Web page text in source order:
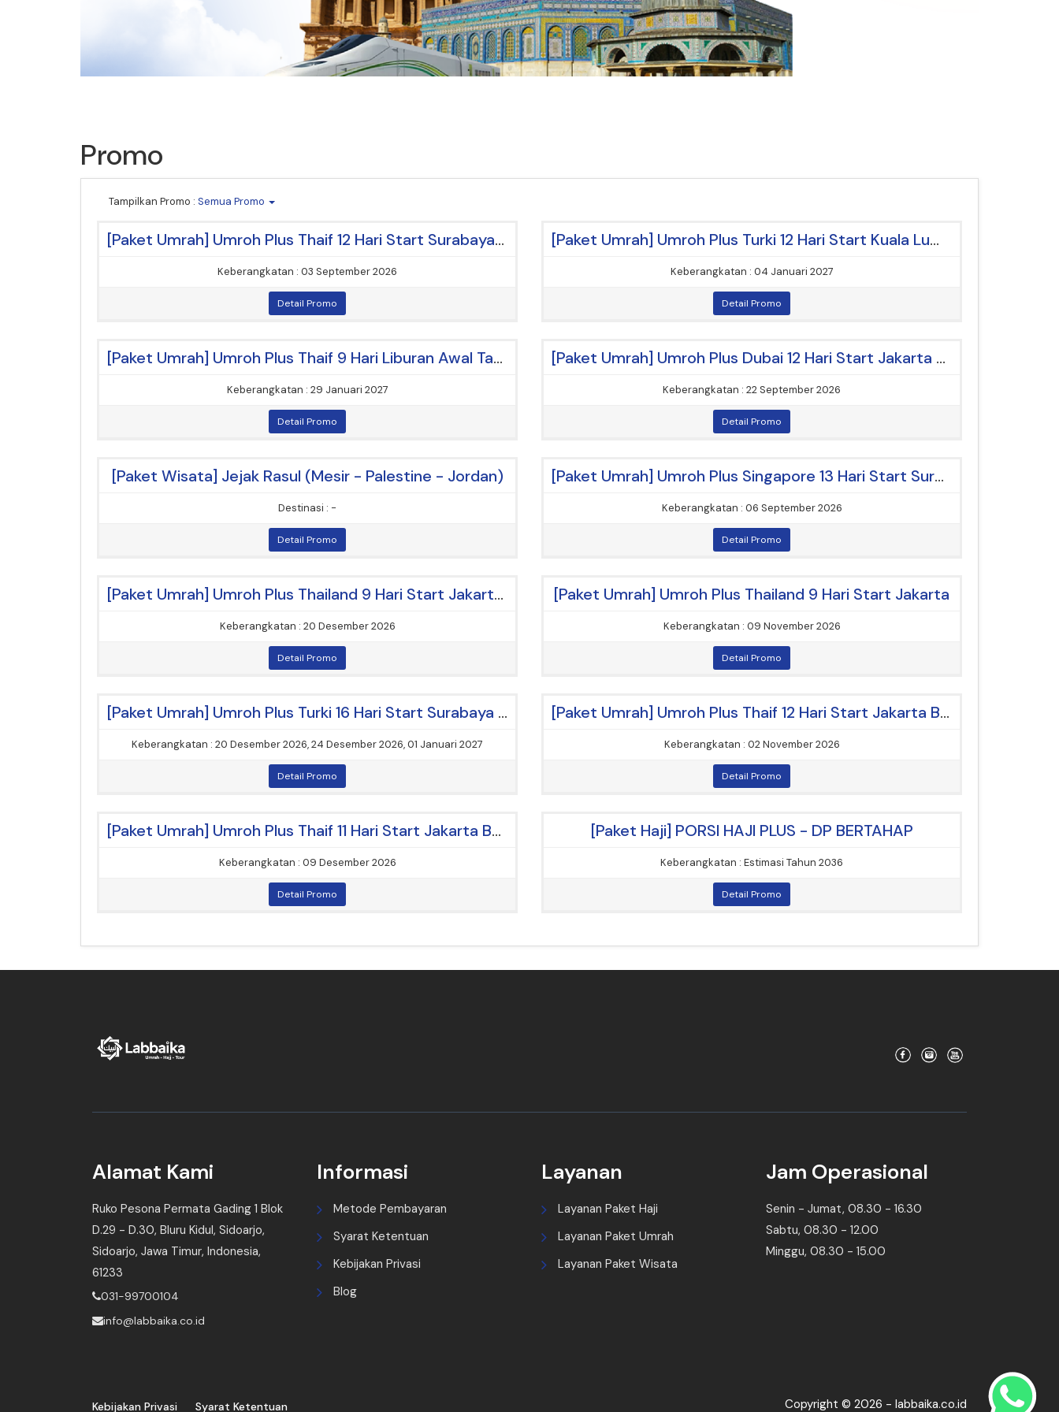
Promo
Tampilkan Promo : Semua Promo
[Paket Umrah] Umroh Plus Thaif 12 Hari Start Surabaya By Garuda
Keberangkatan : 03 September 2026
Detail Promo
[Paket Umrah] Umroh Plus Turki 12 Hari Start Kuala Lumpur
Keberangkatan : 04 Januari 2027
Detail Promo
[Paket Umrah] Umroh Plus Thaif 9 Hari Liburan Awal Tahun Start Jakarta
Keberangkatan : 29 Januari 2027
Detail Promo
[Paket Umrah] Umroh Plus Dubai 12 Hari Start Jakarta By Etihad Airways
Keberangkatan : 22 September 2026
Detail Promo
[Paket Wisata] Jejak Rasul (Mesir - Palestine - Jordan)
Destinasi : -
Detail Promo
[Paket Umrah] Umroh Plus Singapore 13 Hari Start Surabaya
Keberangkatan : 06 September 2026
Detail Promo
[Paket Umrah] Umroh Plus Thailand 9 Hari Start Jakarta Liburan Akhir Tahun
Keberangkatan : 20 Desember 2026
Detail Promo
[Paket Umrah] Umroh Plus Thailand 9 Hari Start Jakarta
Keberangkatan : 09 November 2026
Detail Promo
[Paket Umrah] Umroh Plus Turki 16 Hari Start Surabaya Liburan Akhir Tahun
Keberangkatan : 20 Desember 2026, 24 Desember 2026, 01 Januari 2027
Detail Promo
[Paket Umrah] Umroh Plus Thaif 12 Hari Start Jakarta By Saudia Airlines
Keberangkatan : 02 November 2026
Detail Promo
[Paket Umrah] Umroh Plus Thaif 11 Hari Start Jakarta By Oman Air
Keberangkatan : 09 Desember 2026
Detail Promo
[Paket Haji] PORSI HAJI PLUS - DP BERTAHAP
Keberangkatan : Estimasi Tahun 2036
Detail Promo
Alamat Kami
Ruko Pesona Permata Gading 1 Blok
D.29 - D.30, Bluru Kidul, Sidoarjo,
Sidoarjo, Jawa Timur, Indonesia,
61233
031-99700104
info@labbaika.co.id
Informasi
Metode Pembayaran
Syarat Ketentuan
Kebijakan Privasi
Blog
Layanan
Layanan Paket Haji
Layanan Paket Umrah
Layanan Paket Wisata
Jam Operasional
Senin - Jumat, 08.30 - 16.30
Sabtu, 08.30 - 12.00
Minggu, 08.30 - 15.00
Kebijakan Privasi Syarat Ketentuan Copyright © 2026 - labbaika.co.id